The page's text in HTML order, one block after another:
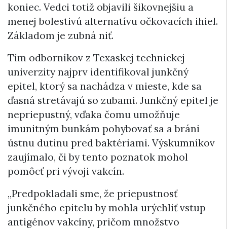
koniec. Vedci totiž objavili šikovnejšiu a
menej bolestivú alternatívu očkovacích ihiel.
Základom je zubná niť.
Tím odborníkov z Texaskej technickej
univerzity najprv identifikoval junkčný
epitel, ktorý sa nachádza v mieste, kde sa
ďasná stretávajú so zubami. Junkčný epitel je
nepriepustný, vďaka čomu umožňuje
imunitným bunkám pohybovať sa a bráni
ústnu dutinu pred baktériami. Výskumníkov
zaujímalo, či by tento poznatok mohol
pomôcť pri vývoji vakcín.
„Predpokladali sme, že priepustnosť
junkčného epitelu by mohla urýchliť vstup
antigénov vakcíny, pričom množstvo